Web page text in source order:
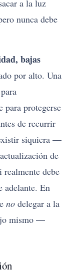
a la luz
nunca debe
bajas
por alto. Una
para protegerse
de recurrir
siquiera —
de
realmente debe
adelante. En
no delegar a la
mismo —